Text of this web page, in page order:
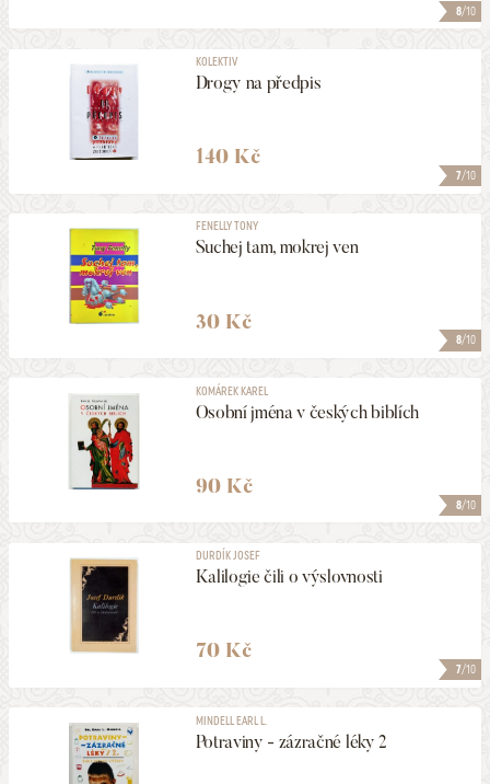
8/10
7/10
KOLEKTIV
Drogy na předpis
140 Kč
8/10
FENELLY TONY
Suchej tam, mokrej ven
30 Kč
8/10
KOMÁREK KAREL
Osobní jména v českých biblích
90 Kč
7/10
DURDÍK JOSEF
Kalilogie čili o výslovnosti
70 Kč
MINDELL EARL L.
Potraviny - zázračné léky 2